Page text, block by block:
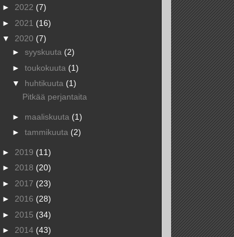
► 2022 (7)
► 2021 (16)
▼ 2020 (7)
► syyskuuta (2)
► toukokuuta (1)
▼ huhtikuuta (1)
Pitkää perjantaita
► maaliskuuta (1)
► tammikuuta (2)
► 2019 (11)
► 2018 (20)
► 2017 (23)
► 2016 (28)
► 2015 (34)
► 2014 (43)